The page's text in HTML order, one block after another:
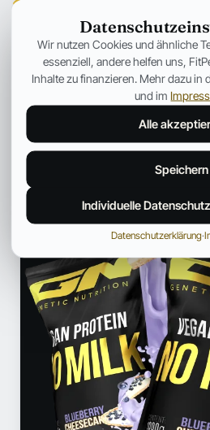
Fitpedia
REDAKTION UND
Ein interdisziplinäres
Ernährung und die Fitness-Szene.
verständlich auf und ordnet News
Wir nutzen Cookies und ähnliche
essenziell, andere helfen uns,
Inhalte zu finanzieren. Mehr dazu in
und im
Alle
Speichern
Individuelle
Datenschutzerklärung·